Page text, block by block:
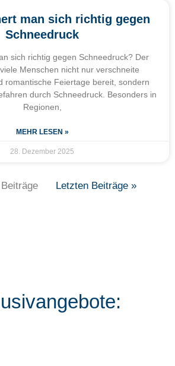
man sich richtig gegen
Schneedruck
sich richtig gegen Schneedruck? Der
Menschen nicht nur verschneite
romantische Feiertage bereit, sondern
durch Schneedruck. Besonders in
Regionen,
MEHR LESEN »
28. Dezember 2025
Letzten Beiträge »